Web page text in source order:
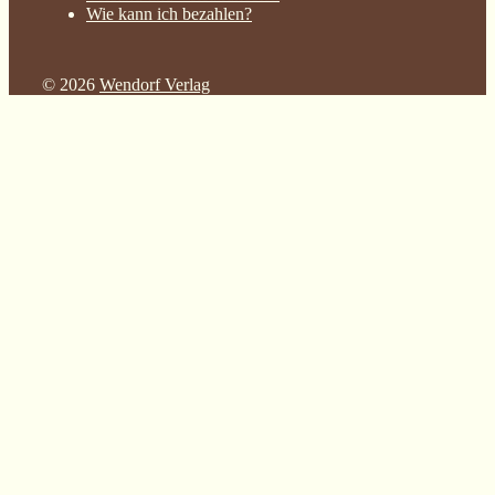
Wie kann ich bezahlen?
© 2026 Wendorf Verlag